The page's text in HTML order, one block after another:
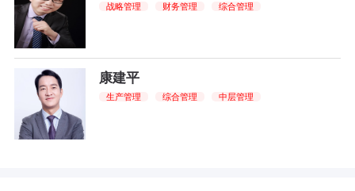
战略管理 财务管理 综合管理
康建平
生产管理 综合管理 中层管理